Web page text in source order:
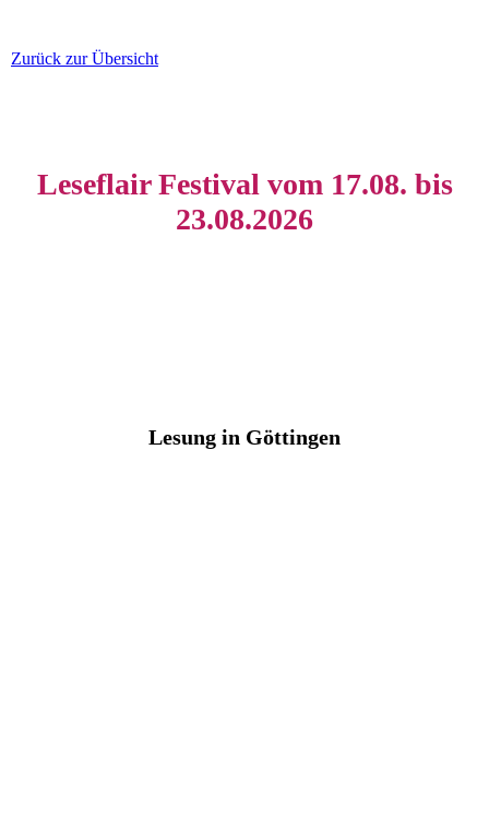
Zurück zur Übersicht
Leseflair Festival vom 17.08. bis
23.08.2026
Lesung in Göttingen